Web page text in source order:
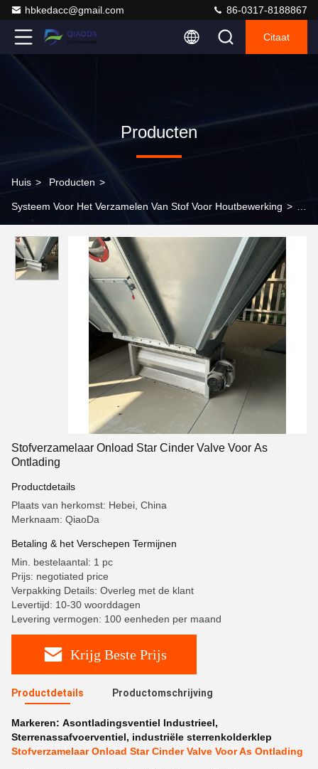
hbkedacc@gmail.com 86-0317-8188867
Citaat
Producten
Huis > Producten >
Systeem Voor Het Verzamelen Van Stof Voor Houtbewerking >
Stofverzamelaar Onload Star Cinder Valve Voor As
Ontlading
Productdetails
Plaats van herkomst: Hebei, China
Merknaam: QiaoDa
Betaling & het Verschepen Termijnen
Min. bestelaantal: 1 pc
Prijs: negotiated price
Verpakking Details: Overleg met de klant
Levertijd: 10-30 woorddagen
Levering vermogen: 100 eenheden per maand
Krijg Beste Prijs
Productdetails Productomschrijving
Markeren: Asontladingsventiel Industrieel,
Sterrenassafvoerventiel, industriële sterrenkolderklep
Stofverzamelaar Onload Star Cinder Valve Voor As Ontlading